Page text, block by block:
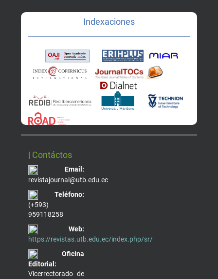
Indexaciones
| Contáctos
Email:
revistajournal@utb.edu.ec
Teléfono:
(+593)
959118258
Web:
https://revistas.utb.edu.ec/index.php/sr/
Oficina
Editorial:
Vicerrectorado de